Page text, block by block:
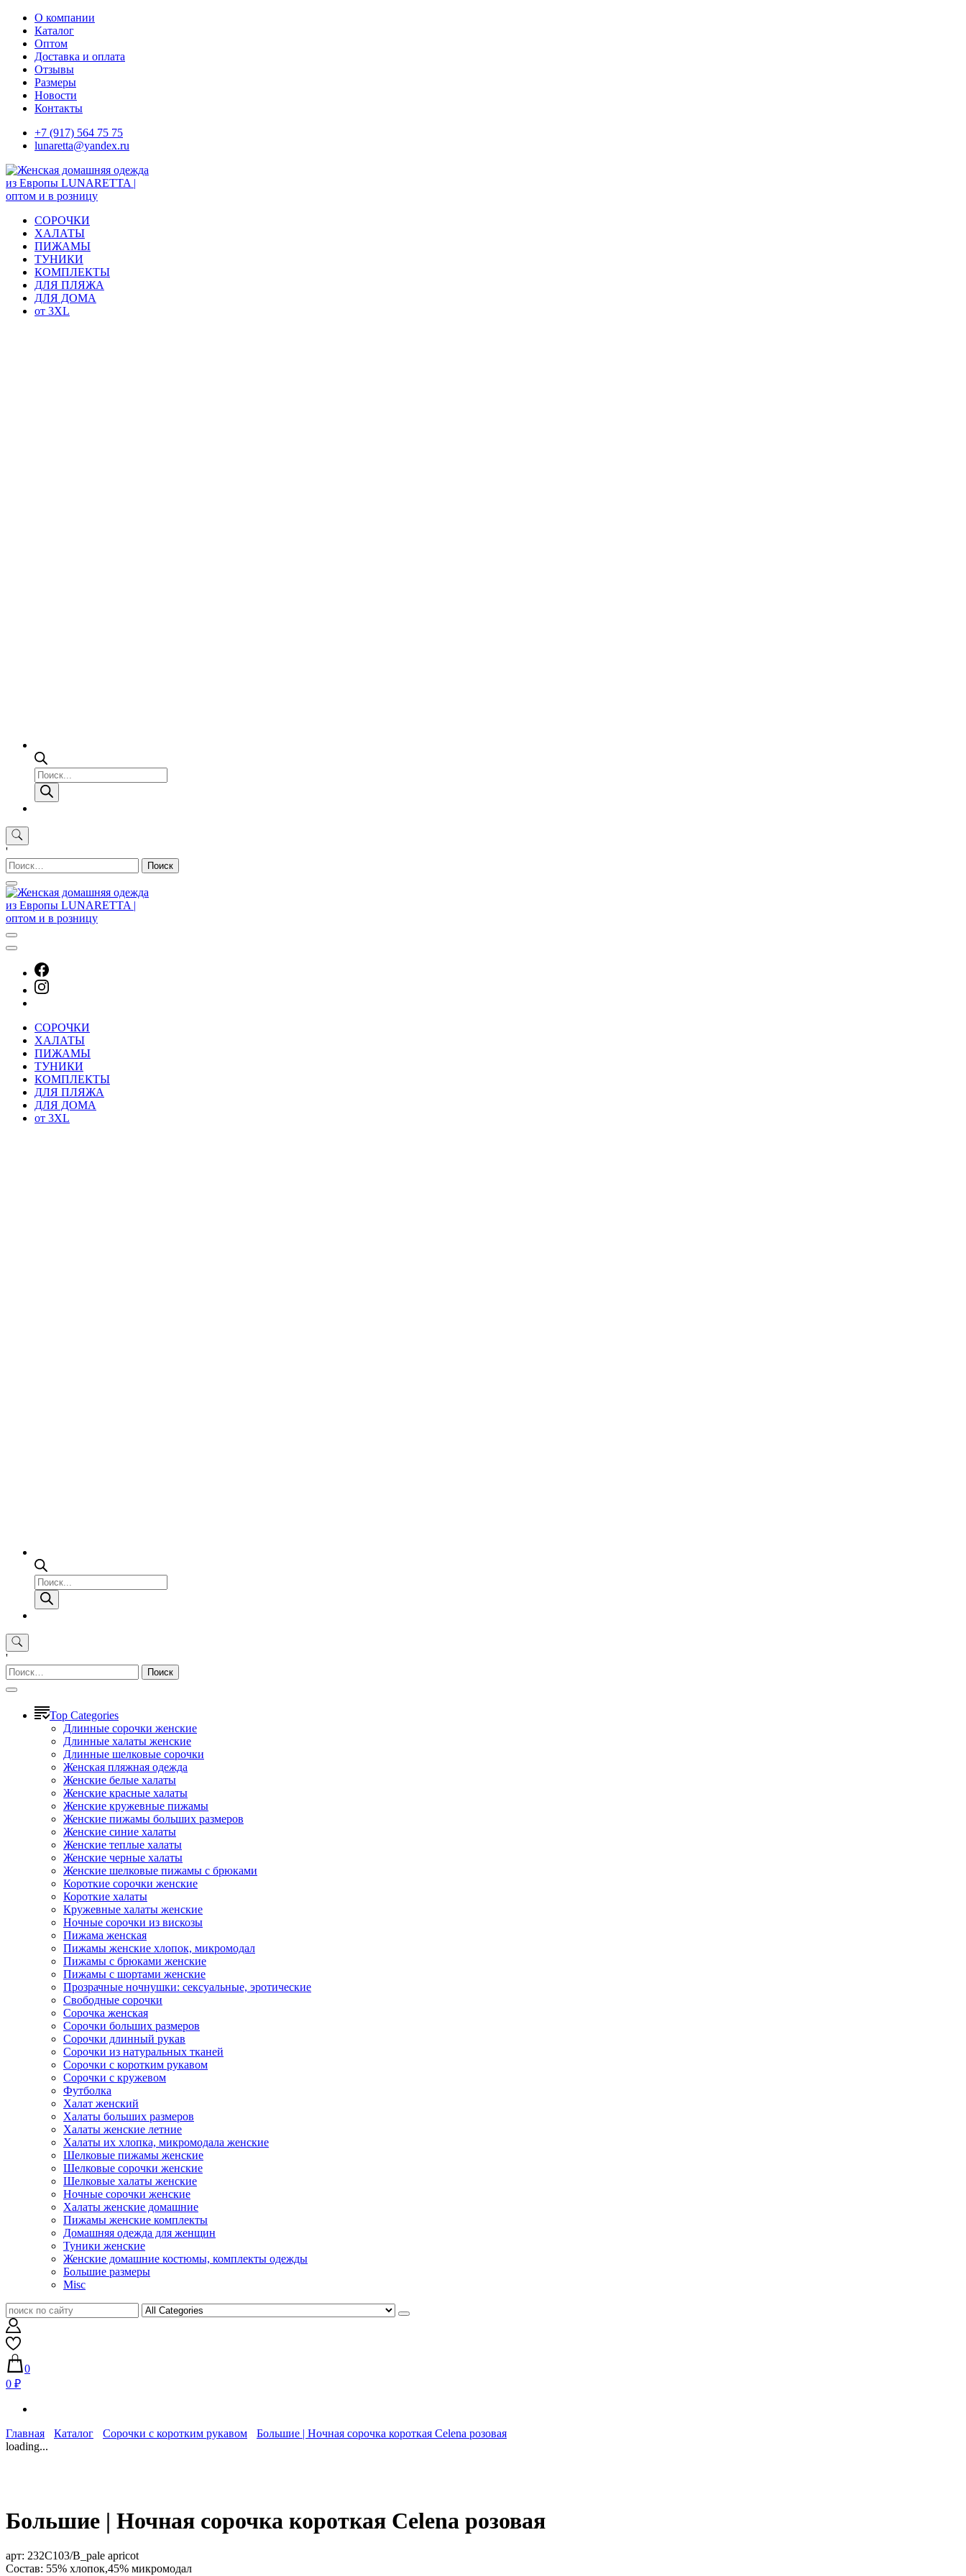
Skip
content
О компании
Каталог
Оптом
Доставка и оплата
Отзывы
Размеры
Новости
Контакты
+7 (917) 564 75 75
lunaretta@yandex.ru
СОРОЧКИ
ХАЛАТЫ
ПИЖАМЫ
ТУНИКИ
КОМПЛЕКТЫ
ДЛЯ ПЛЯЖА
ДЛЯ ДОМА
от 3XL
Поиск
товаров
'
Найти:
СОРОЧКИ
ХАЛАТЫ
ПИЖАМЫ
ТУНИКИ
КОМПЛЕКТЫ
ДЛЯ ПЛЯЖА
ДЛЯ ДОМА
от 3XL
Поиск
товаров
'
Найти:
Top Categories
Длинные сорочки женские
Длинные халаты женские
Длинные шелковые сорочки
Женская пляжная одежда
Женские белые халаты
Женские красные халаты
Женские кружевные пижамы
Женские пижамы больших размеров
Женские синие халаты
Женские теплые халаты
Женские черные халаты
Женские шелковые пижамы с брюками
Короткие сорочки женские
Короткие халаты
Кружевные халаты женские
Ночные сорочки из вискозы
Пижама женская
Пижамы женские хлопок, микромодал
Пижамы с брюками женские
Пижамы с шортами женские
Прозрачные ночнушки: сексуальные, эротические
Свободные сорочки
Сорочка женская
Сорочки больших размеров
Сорочки длинный рукав
Сорочки из натуральных тканей
Сорочки с коротким рукавом
Сорочки с кружевом
Футболка
Халат женский
Халаты больших размеров
Халаты женские летние
Халаты их хлопка, микромодала женские
Шелковые пижамы женские
Шелковые сорочки женские
Шелковые халаты женские
Ночные сорочки женские
Халаты женские домашние
Пижамы женские комплекты
Домашняя одежда для женщин
Туники женские
Женские домашние костюмы, комплекты одежды
Большие размеры
Misc
0
0 ₽
Главная Каталог Сорочки с коротким рукавом
Большие | Ночная сорочка короткая Celena розовая
loading...
Большие | Ночная сорочка короткая Celena розовая
арт: 232C103/B_pale apricot
Состав: 55% хлопок,45% микромодал